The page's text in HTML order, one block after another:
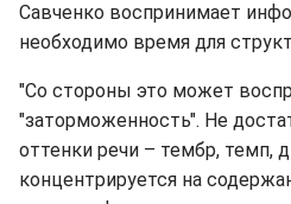
Савченко воспринимает
необходимо время для
"Со стороны это может
"заторможенность". Не
оттенки речи – тембр, темп,
концентрируется на